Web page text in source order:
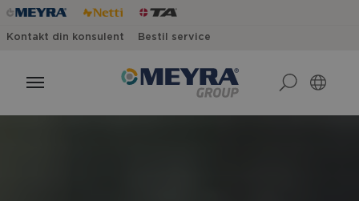
Kontakt din konsulent Bestil service